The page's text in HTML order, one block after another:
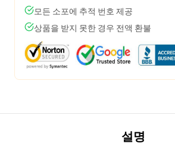
모든 소포에 추적 번호 제공
상품을 받지 못한 경우 전액 환불
설명